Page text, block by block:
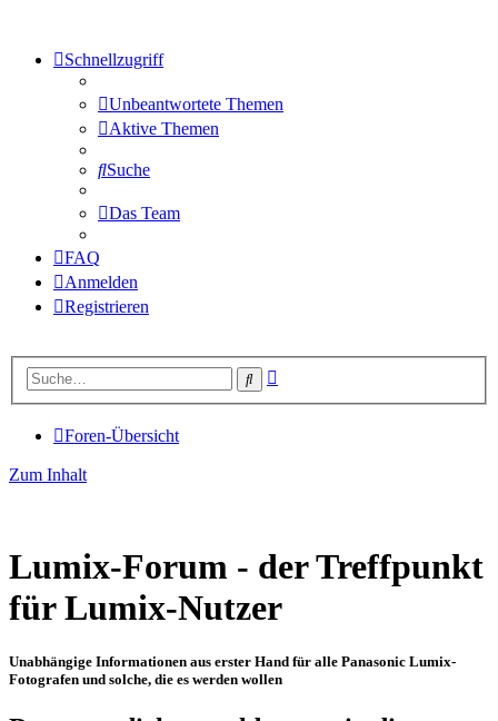
Schnellzugriff
Unbeantwortete Themen
Aktive Themen
Suche
Das Team
FAQ
Anmelden
Registrieren
Suche
Foren-Übersicht
Zum Inhalt
Lumix-Forum - der Treffpunkt
für Lumix-Nutzer
Unabhängige Informationen aus erster Hand für alle Panasonic Lumix-
Fotografen und solche, die es werden wollen